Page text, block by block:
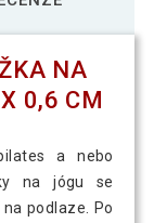
NA
0,6 CM
a nebo
na jógu se
podlaze. Po